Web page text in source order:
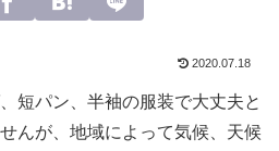
2020.07.18
短パン、半袖の服装で大丈夫と
んが、地域によって気候、天候